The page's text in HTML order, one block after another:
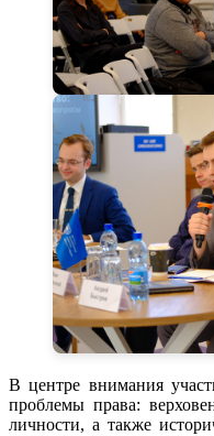
В центре внимания
проблемы права:
личности, а также